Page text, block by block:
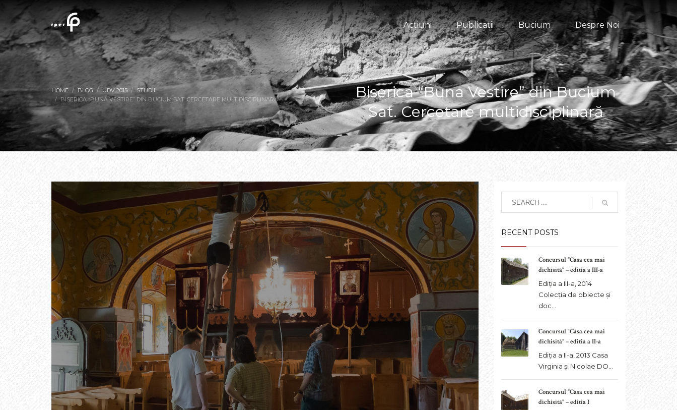
Acțiuni Publicații Bucium Despre Noi
HOME BLOG UDV 2015
STUDII
BISERICA “BUNA VESTIRE” DIN BUCIUM SAT. CERCETARE MULTIDISCIPLINARĂ
Biserica “Buna Vestire” din Bucium
Sat. Cercetare multidisciplinară
RECENT POSTS
Concursul “Casa cea mai
dichisită” – editia a III-a
Ediția a III-a, 2014
Colecția de obiecte și
doc...
Concursul “Casa cea mai
dichisită” – editia a II-a
Ediția a II-a, 2013 Casa
Virginia și Nicolae DO...
Concursul “Casa cea mai
dichisită” – editia I